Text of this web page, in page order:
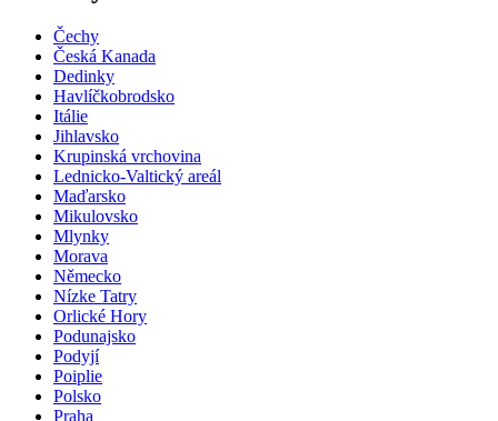
Čechy
Česká Kanada
Dedinky
Havlíčkobrodsko
Itálie
Jihlavsko
Krupinská vrchovina
Lednicko-Valtický areál
Maďarsko
Mikulovsko
Mlynky
Morava
Německo
Nízke Tatry
Orlické Hory
Podunajsko
Podyjí
Poiplie
Polsko
Praha